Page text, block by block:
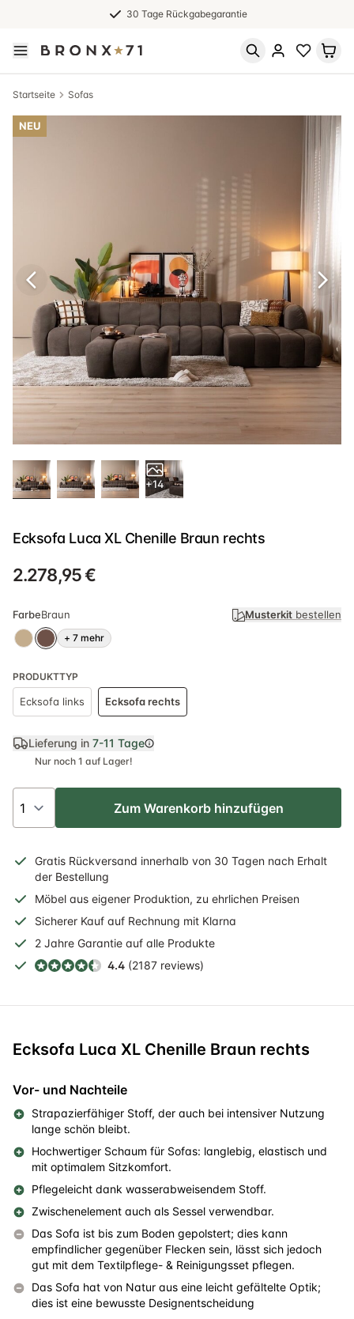
30 Tage Rückgabegarantie
Startseite Sofas
NEU
+14
Ecksofa Luca XL Chenille Braun rechts
2.278,95 €
FarbeBraun Musterkit bestellen
+ 7 mehr
PRODUKTTYP
Ecksofa links Ecksofa rechts
Lieferung in 7-11 Tage
Nur noch 1 auf Lager!
Zum Warenkorb hinzufügen
Gratis Rückversand innerhalb von 30 Tagen nach Erhalt
der Bestellung
Möbel aus eigener Produktion, zu ehrlichen Preisen
Sicherer Kauf auf Rechnung mit Klarna
2 Jahre Garantie auf alle Produkte
4.4 (2187 reviews)
Ecksofa Luca XL Chenille Braun rechts
Vor- und Nachteile
Strapazierfähiger Stoff, der auch bei intensiver Nutzung
lange schön bleibt.
Hochwertiger Schaum für Sofas: langlebig, elastisch und
mit optimalem Sitzkomfort.
Pflegeleicht dank wasserabweisendem Stoff.
Zwischenelement auch als Sessel verwendbar.
Das Sofa ist bis zum Boden gepolstert; dies kann
empfindlicher gegenüber Flecken sein, lässt sich jedoch
gut mit dem Textilpflege- & Reinigungsset pflegen.
Das Sofa hat von Natur aus eine leicht gefältelte Optik;
dies ist eine bewusste Designentscheidung